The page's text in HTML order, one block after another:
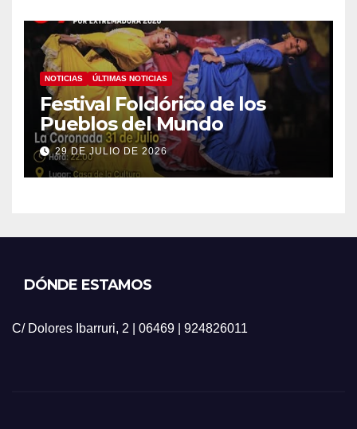
NOTICIAS ÚLTIMAS NOTICIAS
Festival Folclórico de los
Pueblos del Mundo
29 DE JULIO DE 2026
DÓNDE ESTAMOS
C/ Dolores Ibarruri, 2 | 06469 | 924826011